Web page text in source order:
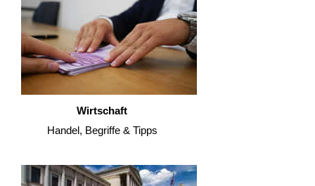
Wirtschaft
Handel, Begriffe & Tipps